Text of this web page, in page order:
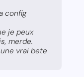
config
je peux
merde.
vrai bete